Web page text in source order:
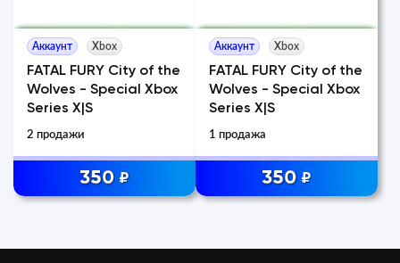
Аккаунт Xbox
FATAL FURY City of the
Wolves - Special Xbox
Series X|S
2 продажи
350 ₽
Аккаунт Xbox
FATAL FURY City of the
Wolves - Special Xbox
Series X|S
1 продажа
350 ₽